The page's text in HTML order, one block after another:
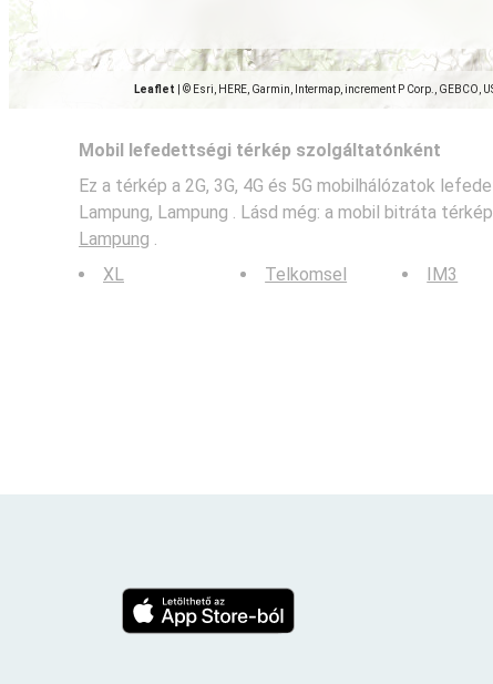
Leaflet © Esri, HERE, Garmin, Intermap, increment P Corp., GEBCO,
Mobil lefedettségi térkép szolgáltatónként
Ez a térkép a 2G, 3G, 4G és 5G mobilhálózatok
Lampung, Lampung . Lásd még: a mobil bitráta
Lampung .
XL
Telkomsel IM3